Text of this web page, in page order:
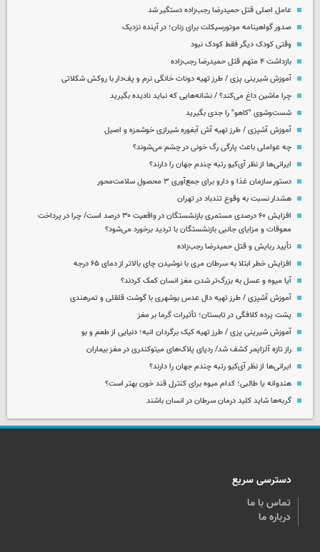
عامل اصلی قتل حمیدرضا رجب‌زاده دستگیر شد
صدور گواهینامه موتورسیکلت برای زنان؛ در آینده نزدیک
وقتی کودک دیگر فقط کودک نبود
بازداشت ۴ متهم قتل حمیدرضا رجب‌زاده
آموزش شیرینی پزی / طرز تهیه دونات خانگی نرم و پف‌دار با روکش شکلاتی
چرا ماشین داغ می‌کند؟ / نشانه‌هایی که نباید نادیده بگیرید
شست‌وشوی "کاهو" را جدی بگیرید
آموزش آشپزی / طرز تهیه آش آبغوره شیرازی خوشمزه و اصیل
چه عواملی باعث پارگی رگ خونی در چشم می‌شوند؟
ایرانی‌ها از نظر آی‌کیو رتبه چندم جهان را دارند؟
دستور سازمان غذا و دارو برای جمع‌آوری ۳ محصول سلامت‌محور
هشدار نسبت به وقوع تندباد در تهران
افزایش ۶۰ درصدی مستمری‌ بازنشستگان در واقعیت ۳۰ درصد است/ چرا در پرداخت
معوقات و مزایای جانبی بازنشستگان با تردید برخورد می‌شود؟
تأیید ربایش و قتل حمیدرضا رجب‌زاده
افزایش خطر ابتلا به سرطان مری با نوشیدن چای بالاتر از دمای ۶۵ درجه
آیا میوه و عسل به بزرگ‌تر شدن مغز انسان کمک کردند؟
آموزش آشپزی / طرز تهیه دال عدس بوشهری با گوشت قلقلی و تمرهندی
پشت پرده کلافگی در تابستان؛ تأثیرات گرما بر مغز
آموزش شیرینی پزی / طرز تهیه کیک برگردان انبه؛ دنیایی از طعم و بو
راز تازه آلزایمر کشف شد/ ردپای پلاک‌های میتوکندری در مغز بیماران
ایرانی‌ها از نظر آی‌کیو رتبه چندم جهان را دارند؟
هندوانه یا طالبی؛ کدام‌ میوه برای کنترل قند خون بهتر است؟
گربه‌ها شاید کلید درمان سرطان در انسان باشند
دسترسی سریع
تماس با ما
درباره ما